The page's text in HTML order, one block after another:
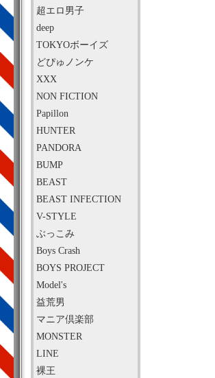
超エロ男子
deep
TOKYOボーイズ
どぴゅノンケ
XXX
NON FICTION
Papillon
HUNTER
PANDORA
BUMP
BEAST
BEAST INFECTION
V-STYLE
ぶっこみ
Boys Crash
BOYS PROJECT
Model's
益荒男
マニア倶楽部
MONSTER
LINE
裸王